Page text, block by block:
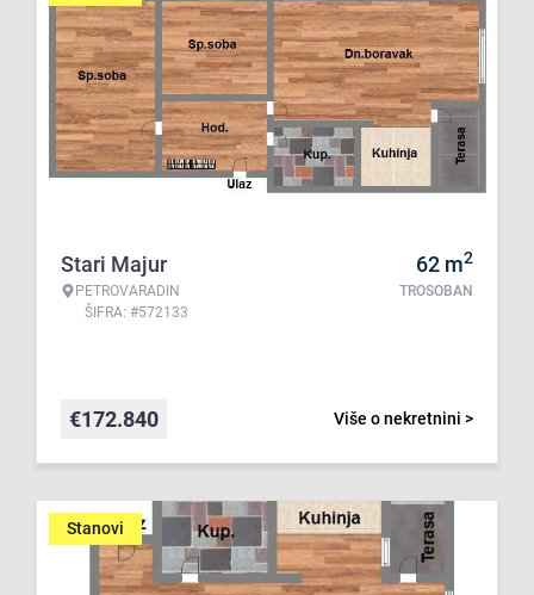
Stari Majur
PETROVARADIN
ŠIFRA: #572133
62 m2
TROSOBAN
Više o nekretnini >
€172.840
Stanovi